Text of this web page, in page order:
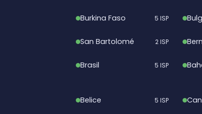
Burkina Faso 5 ISP
San Bartolomé 2 ISP
Brasil 5 ISP
Belice 5 ISP